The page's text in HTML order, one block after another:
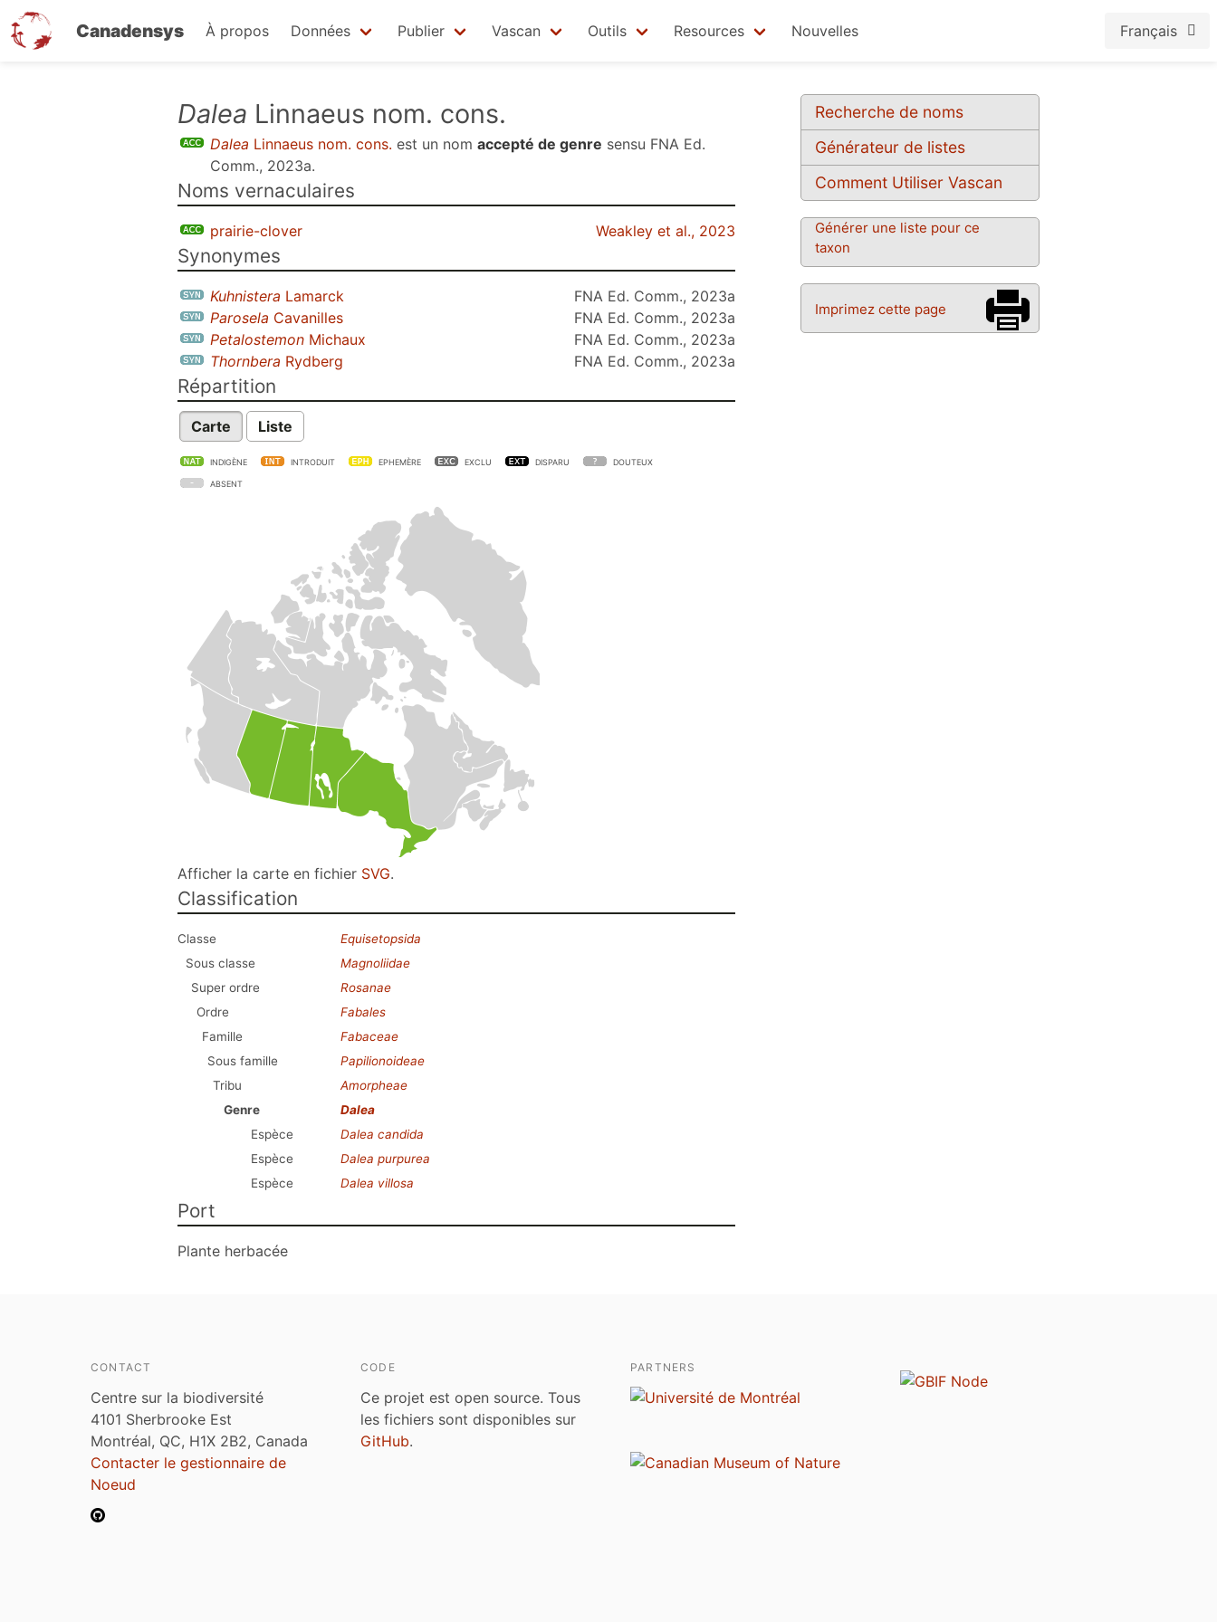
Canadensys À propos Données Publier Vascan Outils Resources Nouvelles Français
Recherche de noms
Générateur de listes
Comment Utiliser Vascan
Générer une liste pour ce
taxon
Imprimez cette page
Dalea Linnaeus nom. cons.
Dalea Linnaeus nom. cons. est un nom accepté de genre sensu FNA Ed.
Comm., 2023a.
Noms vernaculaires
prairie-clover Weakley et al., 2023
Synonymes
Kuhnistera Lamarck
FNA Ed. Comm., 2023a
Parosela Cavanilles
FNA Ed. Comm., 2023a
Petalostemon Michaux
FNA Ed. Comm., 2023a
Thornbera Rydberg FNA Ed. Comm., 2023a
Répartition
Carte Liste
INDIGÈNE INTRODUIT EPHEMÈRE EXCLU DISPARU DOUTEUX
ABSENT
Afficher la carte en fichier SVG.
Classification
Classe
Equisetopsida
Sous classe
Magnoliidae
Super ordre
Rosanae
Ordre
Fabales
Famille
Fabaceae
Sous famille
Papilionoideae
Tribu
Amorpheae
Genre
Dalea
Espèce
Dalea candida
Espèce
Dalea purpurea
Espèce
Dalea villosa
Port
Plante herbacée
CONTACT
Centre sur la biodiversité
4101 Sherbrooke Est
Montréal, QC, H1X 2B2, Canada
Contacter le gestionnaire de
Noeud
CODE
Ce projet est open source. Tous
les fichiers sont disponibles sur
GitHub.
PARTNERS